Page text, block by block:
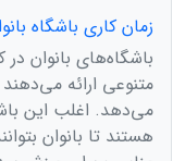
زمان کاری باشگاه
باشگاه‌های بانوان
متنوعی ارائه
می‌دهد. اغلب این
هستند تا بانوان